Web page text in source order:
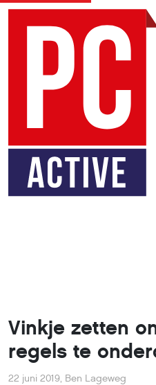
Vinkje zetten
regels te
22 juni 2019, Ben Lageweg